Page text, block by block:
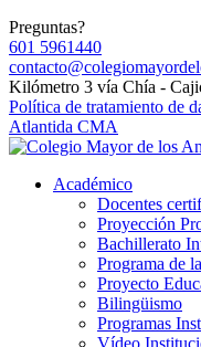
Preguntas?
601 5961440
Kilómetro 3 vía Chía -
Política de tratamiento de
Atlantida CMA
Académico
Docentes
Proyección
Bachillerato
Programa de
Proyecto
Bilingüismo
Programas
Vídeo